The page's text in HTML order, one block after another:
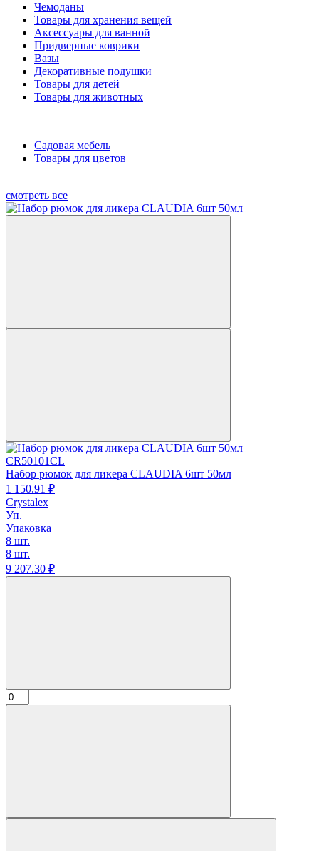
Чемоданы
Товары для хранения вещей
Аксессуары для ванной
Придверные коврики
Вазы
Декоративные подушки
Товары для детей
Товары для животных
Садовая мебель
Товары для цветов
смотреть все
CR50101CL
Набор рюмок для ликера CLAUDIA 6шт 50мл
1 150.91 ₽
Crystalex
Уп.
Упаковка
8 шт.
8 шт.
9 207.30 ₽